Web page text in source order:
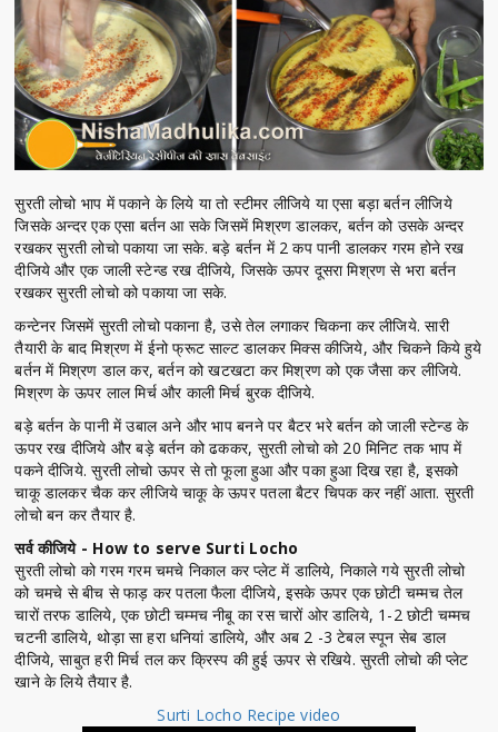
सुरती लोचो भाप में पकाने के लिये या तो स्टीमर लीजिये या एसा बड़ा बर्तन लीजिये
जिसके अन्दर एक एसा बर्तन आ सके जिसमें मिश्रण डालकर, बर्तन को उसके अन्दर
रखकर सुरती लोचो पकाया जा सके. बड़े बर्तन में 2 कप पानी डालकर गरम होने रख
दीजिये और एक जाली स्टेन्ड रख दीजिये, जिसके ऊपर दूसरा मिश्रण से भरा बर्तन
रखकर सुरती लोचो को पकाया जा सके.
कन्टेनर जिसमें सुरती लोचो पकाना है, उसे तेल लगाकर चिकना कर लीजिये. सारी
तैयारी के बाद मिश्रण में ईनो फ्रूट साल्ट डालकर मिक्स कीजिये, और चिकने किये हुये
बर्तन में मिश्रण डाल कर, बर्तन को खटखटा कर मिश्रण को एक जैसा कर लीजिये.
मिश्रण के ऊपर लाल मिर्च और काली मिर्च बुरक दीजिये.
बड़े बर्तन के पानी में उबाल अने और भाप बनने पर बैटर भरे बर्तन को जाली स्टेन्ड के
ऊपर रख दीजिये और बड़े बर्तन को ढककर, सुरती लोचो को 20 मिनिट तक भाप में
पकने दीजिये. सुरती लोचो ऊपर से तो फूला हुआ और पका हुआ दिख रहा है, इसको
चाकू डालकर चैक कर लीजिये चाकू के ऊपर पतला बैटर चिपक कर नहीं आता. सुरती
लोचो बन कर तैयार है.
सर्व कीजिये - How to serve Surti Locho
सुरती लोचो को गरम गरम चमचे निकाल कर प्लेट में डालिये, निकाले गये सुरती लोचो
को चमचे से बीच से फाड़ कर पतला फैला दीजिये, इसके ऊपर एक छोटी चम्मच तेल
चारों तरफ डालिये, एक छोटी चम्मच नीबू का रस चारों ओर डालिये, 1-2 छोटी चम्मच
चटनी डालिये, थोड़ा सा हरा धनियां डालिये, और अब 2 -3 टेबल स्पून सेब डाल
दीजिये, साबुत हरी मिर्च तल कर क्रिस्प की हुई ऊपर से रखिये. सुरती लोचो की प्लेट
खाने के लिये तैयार है.
Surti Locho Recipe video